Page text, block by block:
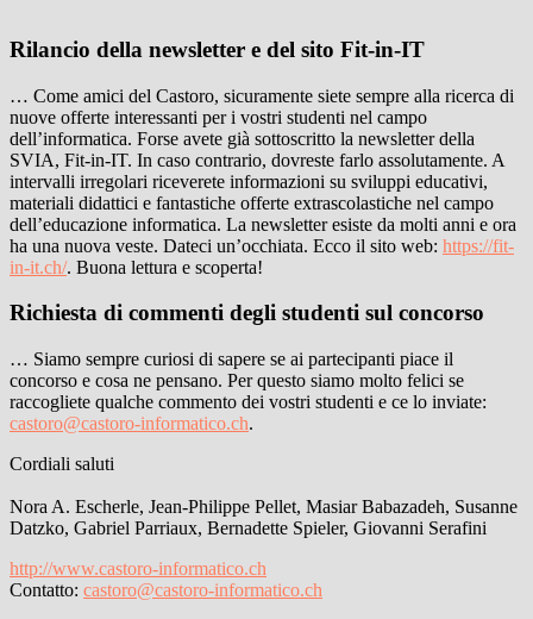
Rilancio della newsletter e del sito Fit-in-IT
… Come amici del Castoro, sicuramente siete sempre alla ricerca di
nuove offerte interessanti per i vostri studenti nel campo
dell’informatica. Forse avete già sottoscritto la newsletter della
SVIA, Fit-in-IT. In caso contrario, dovreste farlo assolutamente. A
intervalli irregolari riceverete informazioni su sviluppi educativi,
materiali didattici e fantastiche offerte extrascolastiche nel campo
dell’educazione informatica. La newsletter esiste da molti anni e ora
ha una nuova veste. Dateci un’occhiata. Ecco il sito web: https://fit-
in-it.ch/. Buona lettura e scoperta!
Richiesta di commenti degli studenti sul concorso
… Siamo sempre curiosi di sapere se ai partecipanti piace il
concorso e cosa ne pensano. Per questo siamo molto felici se
raccogliete qualche commento dei vostri studenti e ce lo inviate:
castoro@castoro-informatico.ch.
Cordiali saluti
Nora A. Escherle, Jean-Philippe Pellet, Masiar Babazadeh, Susanne
Datzko, Gabriel Parriaux, Bernadette Spieler, Giovanni Serafini
http://www.castoro-informatico.ch
Contatto: castoro@castoro-informatico.ch